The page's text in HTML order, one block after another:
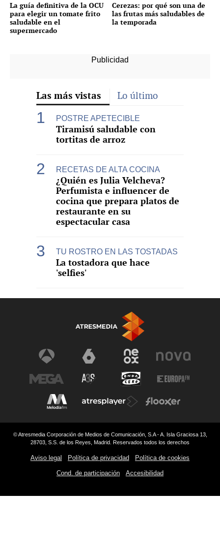
La guía definitiva de la OCU
para elegir un tomate frito
saludable en el
supermercado
Cerezas: por qué son una de
las frutas más saludables de
la temporada
Las más vistas Lo último
POSTRE APETECIBLE
Tiramisú saludable con
tortitas de arroz
RECETAS DE ALTA COCINA
¿Quién es Julia Velcheva?
Perfumista e influencer de
cocina que prepara platos de
restaurante en su
espectacular casa
TU ROSTRO EN LAS TOSTADAS
La tostadora que hace
'selfies'
© Atresmedia Corporación de Medios de Comunicación, S.A - A. Isla Graciosa 13,
28703, S.S. de los Reyes, Madrid. Reservados todos los derechos
Aviso legal Política de privacidad Política de cookies
Cond. de participación Accesibilidad